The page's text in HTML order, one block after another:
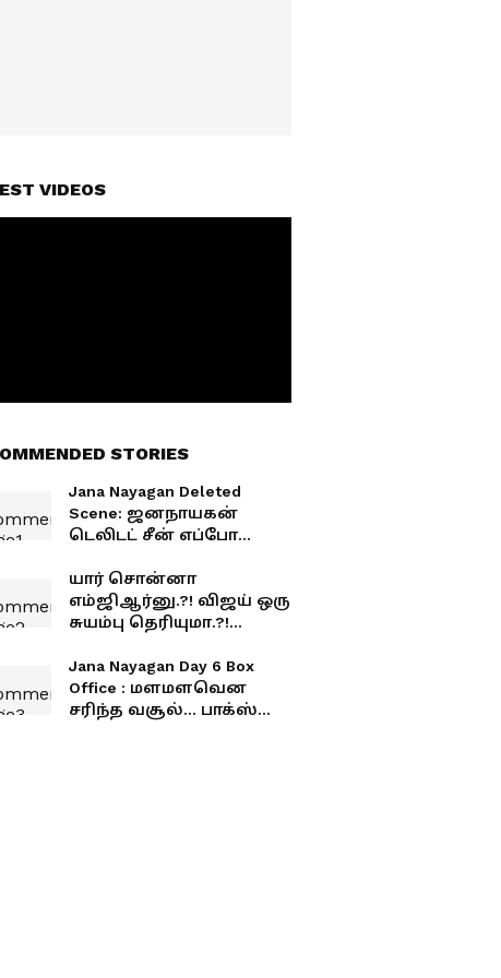
VIDEOS
STORIES
Jana Nayagan Deleted
Scene: ஜனநாயகன்
டெலிடட் சீன் எப்போ
கொடுத்த அடிபொலி
அப்டேட்
யார் சொன்னா
எம்ஜிஆர்னு.?! விஜய் ஒரு
சுயம்பு தெரியுமா.?!
சங்கர்.!
Jana Nayagan Day 6 Box
Office : மளமளவென
சரிந்த வசூல்... பாக்ஸ்